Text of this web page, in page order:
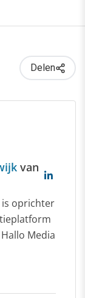
Delen
van
is oprichter
Media